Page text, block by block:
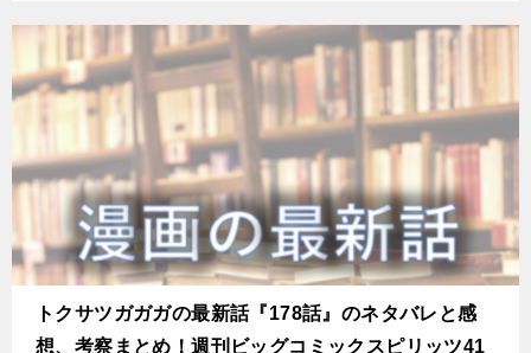
トクサツガガガの最新話『178話』のネタバレと感
想、考察まとめ！週刊ビッグコミックスピリッツ41